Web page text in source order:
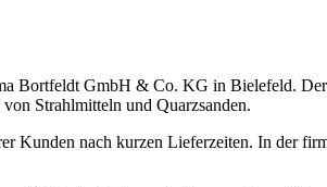
Bortfeldt GmbH & Co. KG in Bielefeld.
Strahlmitteln und Quarzsanden.
Kunden nach kurzen Lieferzeiten. In der